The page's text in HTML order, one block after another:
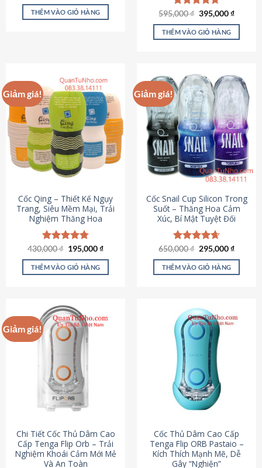
sản
phẩm
là:
895,000 ₫.
tại
THÊM VÀO GIỎ HÀNG
Được xếp
hạng4.64
5 sao
595,000₫ Giá
là:
595,000 ₫.
395,000₫Giá
tại
THÊM VÀO GIỎ HÀNG
Giảm giá!
Cốc Qing – Thiết Kế Ngụy
Trang, Siêu Mềm Mại, Trải
Nghiệm Thăng Hoa
Được xếp
hạng4.78
5 sao
430,000₫ Giá
là:
430,000 ₫.
195,000₫Giá
tại
THÊM VÀO GIỎ HÀNG
Giảm giá!
Cốc Snail Cup Silicon Trong
Suốt – Thăng Hoa Cảm
Xúc, Bí Mật Tuyệt Đối
Được xếp
hạng4.69
5 sao
650,000₫ Giá
là:
650,000 ₫.
295,000₫Giá
tại
THÊM VÀO GIỎ HÀNG
Giảm giá!
Chi Tiết Cốc Thủ Dâm Cao
Cấp Tenga Flip Orb – Trải
Nghiệm Khoái Cảm Mới Mẻ
Và An Toàn
Cốc Thủ Dâm Cao Cấp
Tenga Flip ORB Pastaio –
Kích Thích Mạnh Mẽ, Dễ
Gây “Nghiện”